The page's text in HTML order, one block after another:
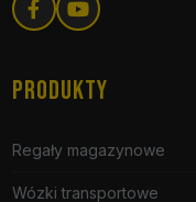
PRODUKTY
Regały magazynowe
Wózki transportowe